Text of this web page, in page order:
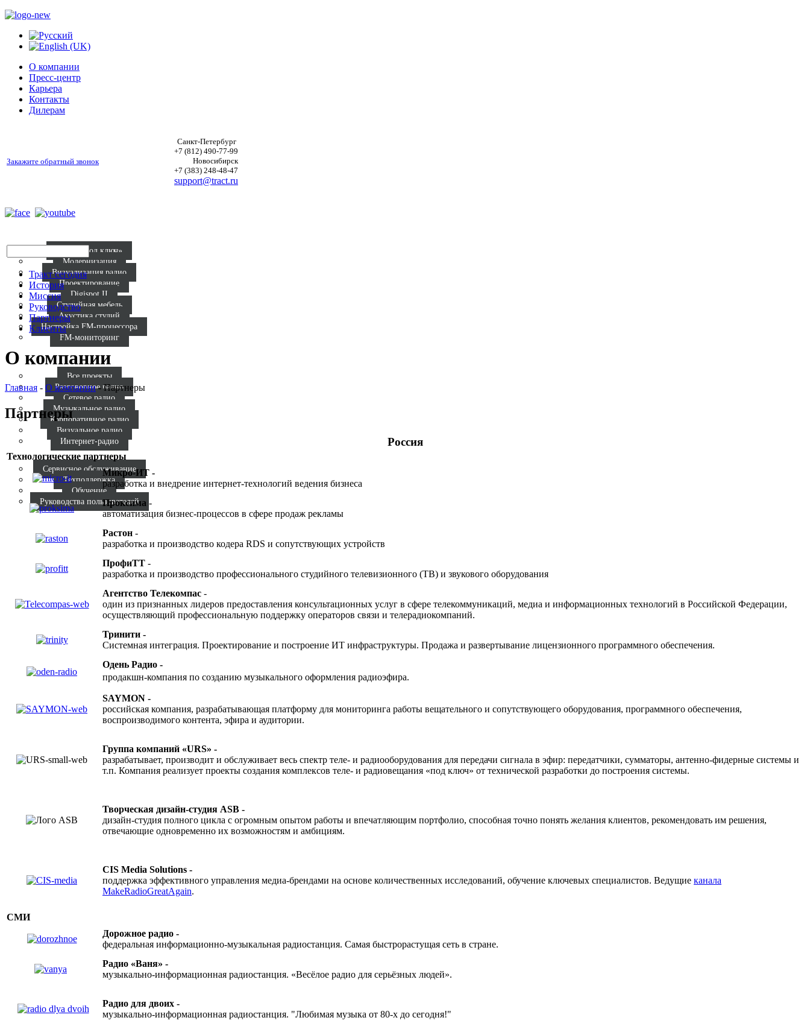
О компании
Пресс-центр
Карьера
Контакты
Дилерам
Закажите обратный звонок
Санкт-Петербург
+7 (812) 490-77-99
Новосибирск
+7 (383) 248-48-47
support@tract.ru
Радио «под ключ»
Модернизация
Визуализация радио
Проектирование
Digispot II
Студийная мебель
Акустика студий
Настройка FM-процессора
FM-мониторинг
Все проекты
Разговорное радио
Сетевое радио
Музыкальное радио
Корпоративное радио
Визуальное радио
Интернет-радио
Сервисное обслуживание
Техподдержка
Обучение
Руководства пользователей
Тракт сегодня
История
Миссия
Руководство
Партнеры
Клиенты
О компании
Главная - О компании-Партнеры
Партнеры
Россия
Технологические партнеры
Микро-ИТ -
разработка и внедрение интернет-технологий ведения бизнеса
Проксима -
автоматизация бизнес-процессов в сфере продаж рекламы
Растон -
разработка и производство кодера RDS и сопутствующих устройств
ПрофиТТ -
разработка и производство профессионального студийного телевизионного (ТВ) и звукового оборудования
Агентство Телекомпас -
один из признанных лидеров предоставления консультационных услуг в сфере телекоммуникаций, медиа и информационных технологий в Российской Федерации,
осуществляющий профессиональную поддержку операторов связи и телерадиокомпаний.
Тринити -
Системная интеграция. Проектирование и построение ИТ инфраструктуры. Продажа и развертывание лицензионного программного обеспечения.
Одень Радио -
продакшн-компания по созданию музыкального оформления радиоэфира.
SAYMON -
российская компания, разрабатывающая платформу для мониторинга работы вещательного и сопутствующего оборудования, программного обеспечения,
воспроизводимого контента, эфира и аудитории.
Группа компаний «URS» -
разрабатывает, производит и обслуживает весь спектр теле- и радиооборудования для передачи сигнала в эфир: передатчики, сумматоры, антенно-фидерные системы и
т.п. Компания реализует проекты создания комплексов теле- и радиовещания «под ключ» от технической разработки до построения системы.
Творческая дизайн-студия ASB -
дизайн-студия полного цикла с огромным опытом работы и впечатляющим портфолио, способная точно понять желания клиентов, рекомендовать им решения,
отвечающие одновременно их возможностям и амбициям.
CIS Media Solutions -
поддержка эффективного управления медиа-брендами на основе количественных исследований, обучение ключевых специалистов. Ведущие канала
MakeRadioGreatAgain.
СМИ
Дорожное радио -
федеральная информационно-музыкальная радиостанция. Самая быстрорастущая сеть в стране.
Радио «Ваня» -
музыкально-информационная радиостанция. «Весёлое радио для серьёзных людей».
Радио для двоих -
музыкально-информационная радиостанция. "Любимая музыка от 80-х до сегодня!"